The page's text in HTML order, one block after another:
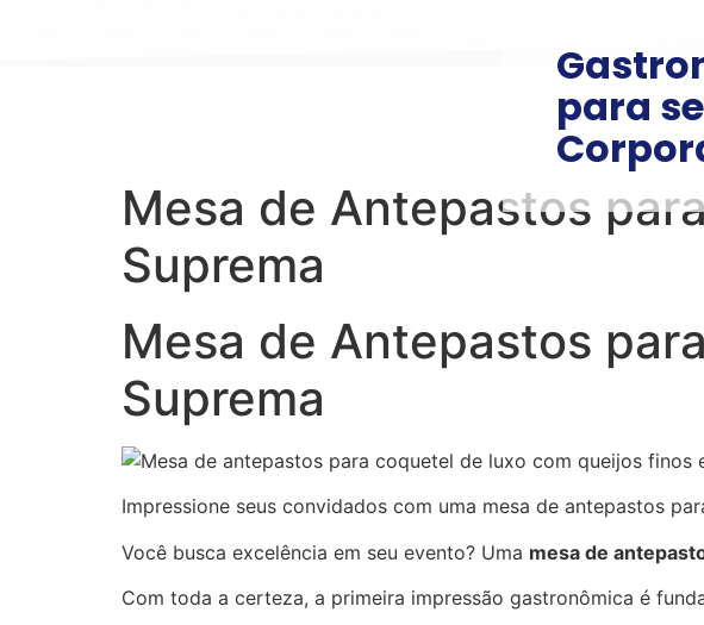
para
Mesa de Antepastos
Suprema
Mesa de Antepastos
Suprema
Impressione seus convidados com uma mesa de antepastos
Você busca excelência em seu evento? Uma mesa de
Com toda a certeza, a primeira impressão gastronômica é